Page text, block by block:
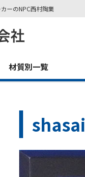
ーのNPC西村陶業
材質別一覧
shasai